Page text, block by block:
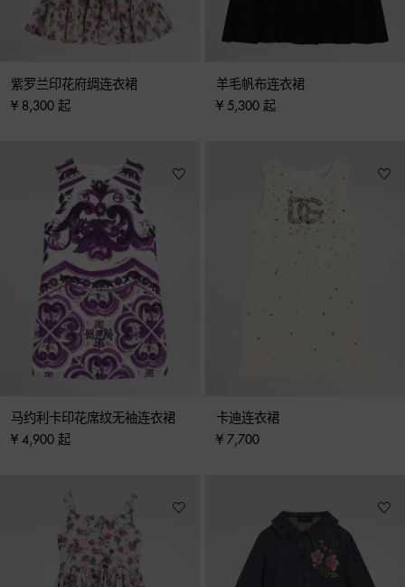
紫罗兰印花府绸连衣裙
¥ 8,300 起
羊毛帆布连衣裙
¥ 5,300 起
马约利卡印花席纹无袖连衣裙
¥ 4,900 起
卡迪连衣裙
¥ 7,700